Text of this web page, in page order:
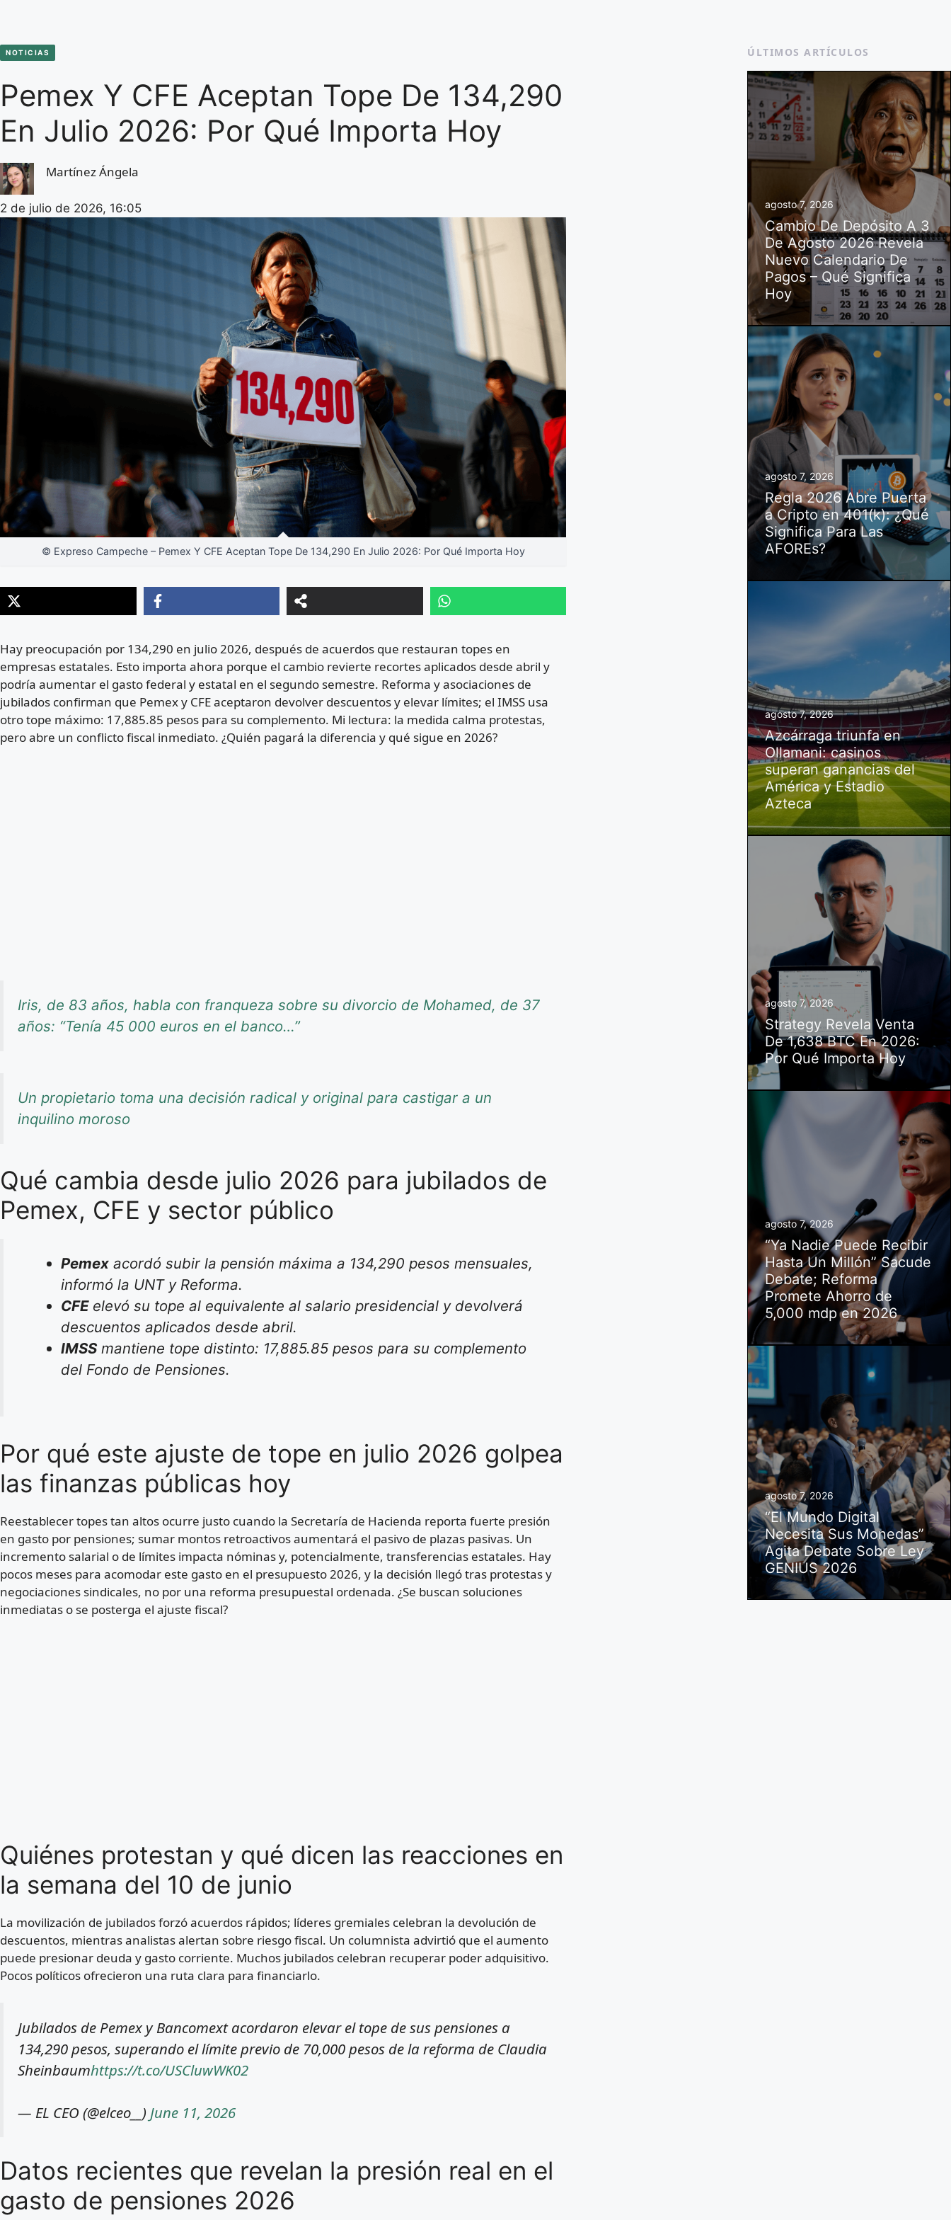
NOTICIAS
Pemex Y CFE Aceptan Tope De 134,290
En Julio 2026: Por Qué Importa Hoy
Martínez Ángela
2 de julio de 2026, 16:05
© Expreso Campeche – Pemex Y CFE Aceptan Tope De 134,290 En Julio 2026: Por Qué Importa Hoy
Hay preocupación por 134,290 en julio 2026, después de acuerdos que restauran topes en
empresas estatales. Esto importa ahora porque el cambio revierte recortes aplicados desde abril y
podría aumentar el gasto federal y estatal en el segundo semestre. Reforma y asociaciones de
jubilados confirman que Pemex y CFE aceptaron devolver descuentos y elevar límites; el IMSS usa
otro tope máximo: 17,885.85 pesos para su complemento. Mi lectura: la medida calma protestas,
pero abre un conflicto fiscal inmediato. ¿Quién pagará la diferencia y qué sigue en 2026?
Iris, de 83 años, habla con franqueza sobre su divorcio de Mohamed, de 37
años: “Tenía 45 000 euros en el banco…”
Un propietario toma una decisión radical y original para castigar a un
inquilino moroso
Qué cambia desde julio 2026 para jubilados de
Pemex, CFE y sector público
Pemex acordó subir la pensión máxima a 134,290 pesos mensuales,
informó la UNT y Reforma.
CFEelevó su tope al equivalente al salario presidencial y devolverá
descuentos aplicados desde abril.
IMSS mantiene tope distinto: 17,885.85 pesos para su complemento
del Fondo de Pensiones.
Por qué este ajuste de tope en julio 2026 golpea
las finanzas públicas hoy
Reestablecer topes tan altos ocurre justo cuando la Secretaría de Hacienda reporta fuerte presión
en gasto por pensiones; sumar montos retroactivos aumentará el pasivo de plazas pasivas. Un
incremento salarial o de límites impacta nóminas y, potencialmente, transferencias estatales. Hay
pocos meses para acomodar este gasto en el presupuesto 2026, y la decisión llegó tras protestas y
negociaciones sindicales, no por una reforma presupuestal ordenada. ¿Se buscan soluciones
inmediatas o se posterga el ajuste fiscal?
Quiénes protestan y qué dicen las reacciones en
la semana del 10 de junio
La movilización de jubilados forzó acuerdos rápidos; líderes gremiales celebran la devolución de
descuentos, mientras analistas alertan sobre riesgo fiscal. Un columnista advirtió que el aumento
puede presionar deuda y gasto corriente. Muchos jubilados celebran recuperar poder adquisitivo.
Pocos políticos ofrecieron una ruta clara para financiarlo.
Jubilados de Pemex y Bancomext acordaron elevar el tope de sus pensiones a
134,290 pesos, superando el límite previo de 70,000 pesos de la reforma de Claudia
Sheinbaumhttps://t.co/USCluwWK02
— EL CEO (@elceo__) June 11, 2026
Datos recientes que revelan la presión real en el
gasto de pensiones 2026
ÚLTIMOS ARTÍCULOS
agosto 7, 2026
Cambio De Depósito A 3
De Agosto 2026 Revela
Nuevo Calendario De
Pagos – Qué Significa
Hoy
agosto 7, 2026
Regla 2026 Abre Puerta
a Cripto en 401(k): ¿Qué
Significa Para Las
AFOREs?
agosto 7, 2026
Azcárraga triunfa en
Ollamani: casinos
superan ganancias del
América y Estadio
Azteca
agosto 7, 2026
Strategy Revela Venta
De 1,638 BTC En 2026:
Por Qué Importa Hoy
agosto 7, 2026
“Ya Nadie Puede Recibir
Hasta Un Millón” Sacude
Debate; Reforma
Promete Ahorro de
5,000 mdp en 2026
agosto 7, 2026
“El Mundo Digital
Necesita Sus Monedas”
Agita Debate Sobre Ley
GENIUS 2026